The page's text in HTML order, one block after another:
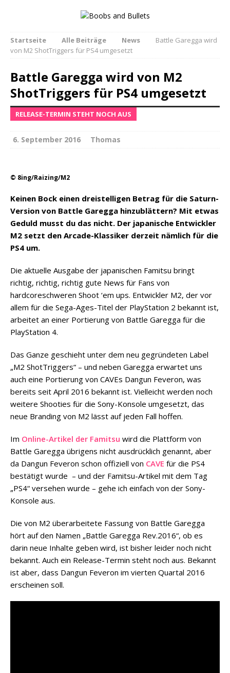
Startseite Alle Beiträge News
Battle Garegga wird
von M2 ShotTriggers für PS4 umgesetzt
Battle Garegga wird von M2
ShotTriggers für PS4 umgesetzt
RELEASE-TERMIN STEHT NOCH AUS
6. September 2016 Thomas
© 8ing/Raizing/M2
Keinen Bock einen dreistelligen Betrag für die Saturn-
Version von Battle Garegga hinzublättern? Mit etwas
Geduld musst du das nicht. Der japanische Entwickler
M2 setzt den Arcade-Klassiker derzeit nämlich für die
PS4 um.
Die aktuelle Ausgabe der japanischen Famitsu bringt
richtig, richtig, richtig gute News für Fans von
hardcoreschweren Shoot ‘em ups. Entwickler M2, der vor
allem für die Sega-Ages-Titel der PlayStation 2 bekannt ist,
arbeitet an einer Portierung von Battle Garegga für die
PlayStation 4.
Das Ganze geschieht unter dem neu gegründeten Label
„M2 ShotTriggers“ – und neben Garegga erwartet uns
auch eine Portierung von CAVEs Dangun Feveron, was
bereits seit April 2016 bekannt ist. Vielleicht werden noch
weitere Shooties für die Sony-Konsole umgesetzt, das
neue Branding von M2 lässt auf jeden Fall hoffen.
Im Online-Artikel der Famitsu wird die Plattform von
Battle Garegga übrigens nicht ausdrücklich genannt, aber
da Dangun Feveron schon offiziell von CAVE für die PS4
bestätigt wurde – und der Famitsu-Artikel mit dem Tag
„PS4“ versehen wurde – gehe ich einfach von der Sony-
Konsole aus.
Die von M2 überarbeitete Fassung von Battle Garegga
hört auf den Namen „Battle Garegga Rev.2016“, ob es
darin neue Inhalte geben wird, ist bisher leider noch nicht
bekannt. Auch ein Release-Termin steht noch aus. Bekannt
ist aber, dass Dangun Feveron im vierten Quartal 2016
erscheinen soll.